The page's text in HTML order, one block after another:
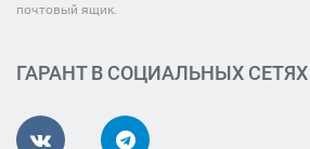
почтовый ящик.
ГАРАНТ В СОЦИАЛЬНЫХ СЕТЯХ